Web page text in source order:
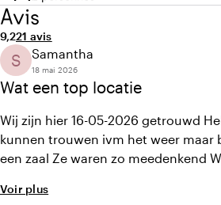
Capacité
Avis
Note moyenne de 9,2 sur 10
9,2Nombre d'avis : 21
21 avis
Wat een top locatie
S Samantha
18 mai 2026
Wij zijn hier 16-05-2026 getrouwd
kunnen trouwen ivm het weer maar
een zaal Ze waren zo meedenkend Wat was het mooi Van A
parkeerplaatsen En vriendelijk personeel Wij zijn blij dat we
Voir plus